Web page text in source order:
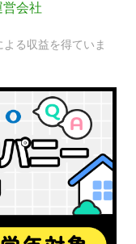
営会社
る収益を得ていま